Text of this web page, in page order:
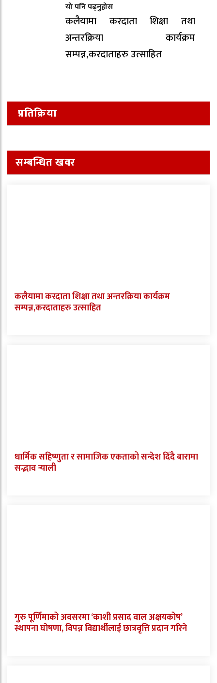
यो पनि पढ्नुहोस
कलैयामा करदाता शिक्षा तथा
अन्तरक्रिया कार्यक्रम
सम्पन्न,करदाताहरु उत्साहित
प्रतिक्रिया
सम्बन्धित खवर
कलैयामा करदाता शिक्षा तथा अन्तरक्रिया कार्यक्रम
सम्पन्न,करदाताहरु उत्साहित
धार्मिक सहिष्णुता र सामाजिक एकताको सन्देश दिँदै बारामा
सद्भाव र्‍याली
गुरु पूर्णिमाको अवसरमा ‘काशी प्रसाद वाल अक्षयकोष’
स्थापना घोषणा, विपन्न विद्यार्थीलाई छात्रवृत्ति प्रदान गरिने